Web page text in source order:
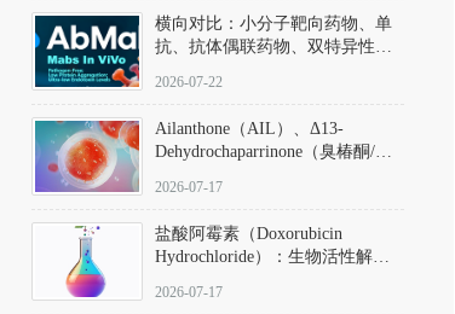
发光特性赋予优异的组织穿透能
力，大幅增强成像信噪比，从而
实现活体动物模型中极低给药剂
量下的高灵敏度、非侵入式生物
横向对比：小分子靶向药物、单
抗、抗体偶联药物、双特异性抗
及应用瓶颈
2026-07-22
Ailanthone（AIL）、Δ13-
Dehydrochaparrinone（臭椿酮/臭
DKM货号 D806885
2026-07-17
盐酸阿霉素（Doxorubicin
Hydrochloride）：生物活性解
范
2026-07-17